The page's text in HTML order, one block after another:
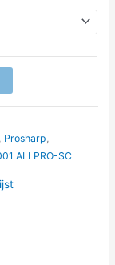
, Prosharp,
ALLPRO-SC